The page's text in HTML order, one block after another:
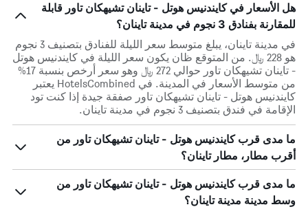
هل الأسعار في كايندنيس هوتل - تاينان تشيهكان تاور قابلة
للمقارنة بفنادق 3 نجوم في مدينة تاينان؟
في مدينة تاينان، يبلغ متوسط ​​سعر الليلة للفنادق بتصنيف 3 نجوم
هو 228 ﷼. من المتوقع ظان يكون سعر الليلة في كايندنيس هوتل
- تاينان تشيهكان تاور حوالي 272 ﷼ وهو سعر أرخص بنسبة 17%
من متوسط الأسعار في المدينة. في HotelsCombined يعتبر
كايندنيس هوتل - تاينان تشيهكان تاور صفقة جيدة إذا كنت تود
الإقامة في فندق بتصنيف 3 نجوم في مدينة تاينان.
ما مدى قرب كايندنيس هوتل - تاينان تشيهكان تاور من
أقرب مطار، مطار تاينان؟
ما مدى قرب كايندنيس هوتل - تاينان تشيهكان تاور من
وسط مدينة مدينة تاينان؟